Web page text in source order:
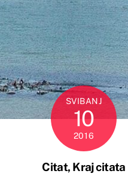
SVIBANJ
10
2016
Citat, Kraj citata